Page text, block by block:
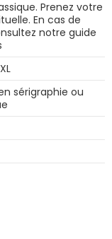
Prenez votre
En cas de
notre guide
sérigraphie ou